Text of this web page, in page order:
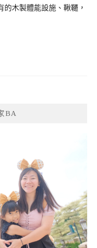
木製體能設施、鞦韆，
BA